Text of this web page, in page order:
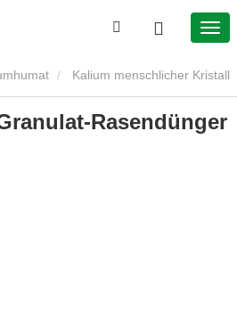
Kalium menschlicher Kristall
Rasendünger